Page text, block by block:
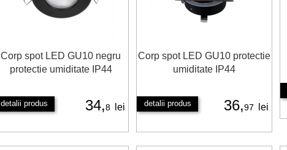
Corp spot LED GU10 negru
protectie umiditate IP44
detalii produs 34,8 lei
Corp spot LED GU10 protectie
umiditate IP44
detalii produs 36,97 lei